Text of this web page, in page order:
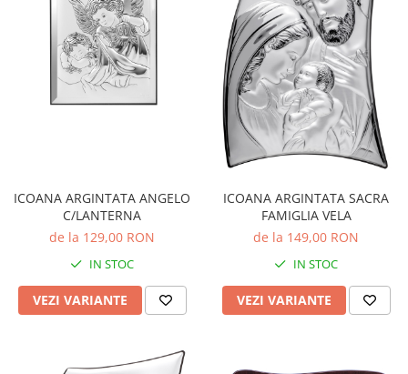
PIERCING
SETURI BIJUTERII
BUTONI
BRATARA TIP ROZARIU
LANTURI TIP ROZARIU
ICOANA ARGINTATA ANGELO
C/LANTERNA
de la 129,00 RON
IN STOC
VEZI VARIANTE
ICOANA ARGINTATA SACRA
FAMIGLIA VELA
de la 149,00 RON
IN STOC
VEZI VARIANTE